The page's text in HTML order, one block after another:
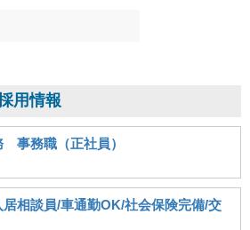
用情報
務職（正社員）
居相談員/車通勤OK/社会保険完備/交